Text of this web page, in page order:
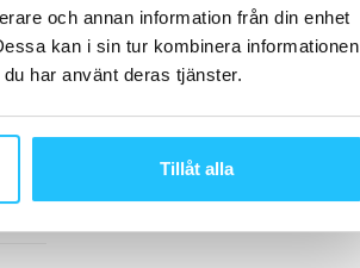
och annan information från din enhet
kan i sin tur kombinera informationen
har använt deras tjänster.
Tillåt alla